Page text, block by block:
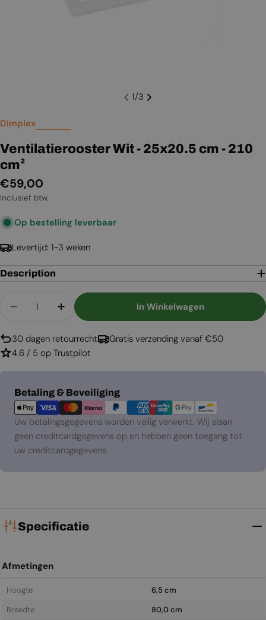
1/3
Dimplex
Ventilatierooster Wit - 25x20.5 cm - 210
cm²
Normale
prijs
€59,00
Inclusief btw.
Op bestelling leverbaar
Levertijd: 1-3 weken
Description
Aantal Verlagen Voor Ventilatierooster Wit -
Aantal Verhogen Voor
In Winkelwagen
30 dagen retourrecht
Gratis verzending vanaf €50
4.6 / 5 op Trustpilot
Betaling & Beveiliging
Betaalmethoden
Uw betalingsgegevens worden veilig verwerkt. Wij slaan
geen creditcardgegevens op en hebben geen toegang tot
uw creditcardgegevens.
Specificatie
Afmetingen
Hoogte
6,5 cm
Breedte
80,0 cm